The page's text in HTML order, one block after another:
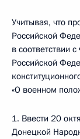
Учитывая, что
Российской
в соответствии
Российской
«О военном
1. Ввести 20
Донецкой